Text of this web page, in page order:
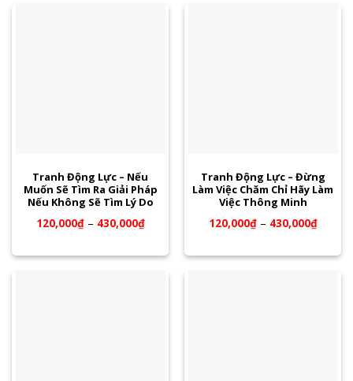
Tranh Động Lực – Nếu
Muốn Sẽ Tìm Ra Giải Pháp
Nếu Không Sẽ Tìm Lý Do
120,000₫– 430,000₫
Tranh Động Lực – Đừng
Làm Việc Chăm Chỉ Hãy Làm
Việc Thông Minh
120,000₫– 430,000₫